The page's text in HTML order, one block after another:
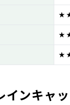
インキャ